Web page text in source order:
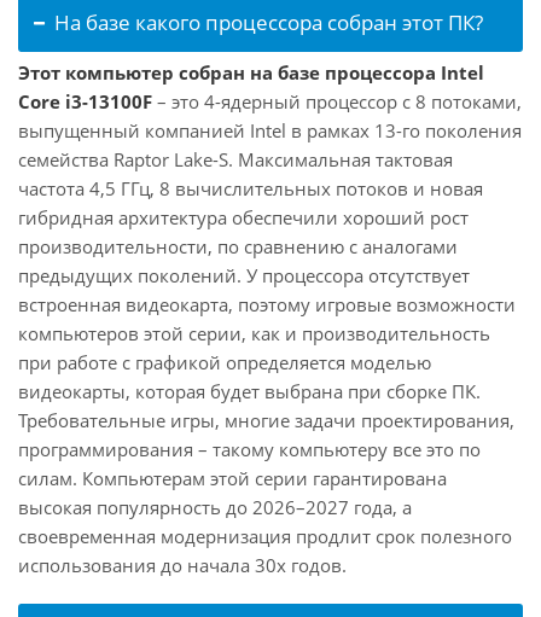
На базе какого процессора собран этот ПК?
Этот компьютер собран на базе процессора Intel
Core i3-13100F – это 4-ядерный процессор с 8 потоками,
выпущенный компанией Intel в рамках 13-го поколения
семейства Raptor Lake-S. Максимальная тактовая
частота 4,5 ГГц, 8 вычислительных потоков и новая
гибридная архитектура обеспечили хороший рост
производительности, по сравнению с аналогами
предыдущих поколений. У процессора отсутствует
встроенная видеокарта, поэтому игровые возможности
компьютеров этой серии, как и производительность
при работе с графикой определяется моделью
видеокарты, которая будет выбрана при сборке ПК.
Требовательные игры, многие задачи проектирования,
программирования – такому компьютеру все это по
силам. Компьютерам этой серии гарантирована
высокая популярность до 2026–2027 года, а
своевременная модернизация продлит срок полезного
использования до начала 30х годов.